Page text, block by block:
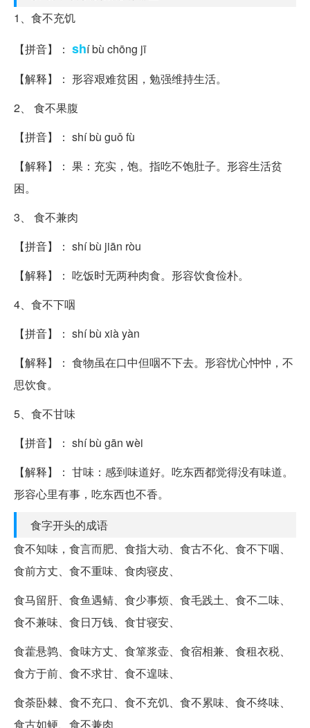
1、食不充饥
【拼音】： shí bù chōng jī
【解释】： 形容艰难贫困，勉强维持生活。
2、 食不果腹
【拼音】： shí bù guǒ fù
【解释】： 果：充实，饱。指吃不饱肚子。形容生活贫
困。
3、 食不兼肉
【拼音】： shí bù jiān ròu
【解释】： 吃饭时无两种肉食。形容饮食俭朴。
4、食不下咽
【拼音】： shí bù xià yàn
【解释】： 食物虽在口中但咽不下去。形容忧心忡忡，不
思饮食。
5、食不甘味
【拼音】： shí bù gān wèi
【解释】： 甘味：感到味道好。吃东西都觉得没有味道。
形容心里有事，吃东西也不香。
食字开头的成语
食不知味，食言而肥、食指大动、食古不化、食不下咽、
食前方丈、食不重味、食肉寝皮、
食马留肝、食鱼遇鲭、食少事烦、食毛践土、食不二味、
食不兼味、食日万钱、食甘寝安、
食藿悬鹑、食味方丈、食箪浆壶、食宿相兼、食租衣税、
食方于前、食不求甘、食不遑味、
食荼卧棘、食不充口、食不充饥、食不累味、食不终味、
食古如鲠、食不兼肉